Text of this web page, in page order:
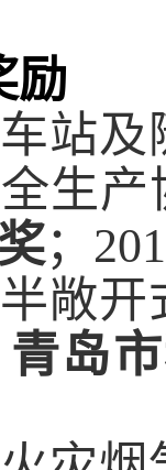
励
站
生产
；
敞
青岛